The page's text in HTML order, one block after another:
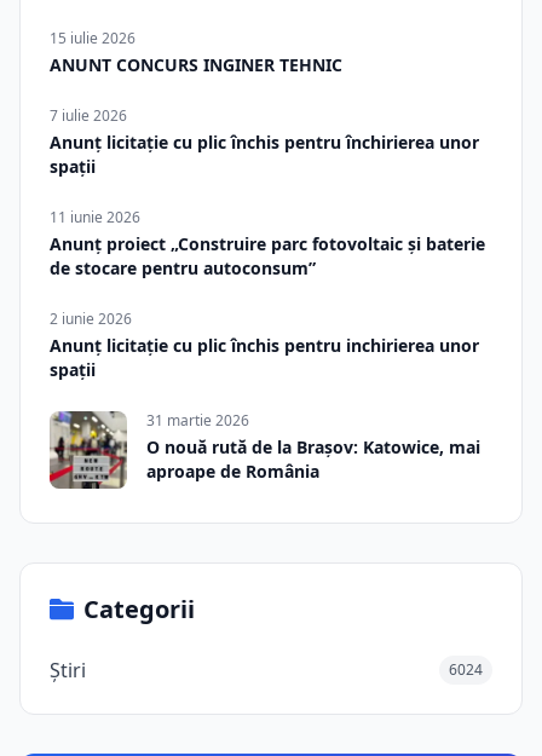
15 iulie 2026
ANUNT CONCURS INGINER TEHNIC
7 iulie 2026
Anunț licitație cu plic închis pentru închirierea unor
spații
11 iunie 2026
Anunț proiect „Construire parc fotovoltaic și baterie
de stocare pentru autoconsum”
2 iunie 2026
Anunț licitație cu plic închis pentru inchirierea unor
spații
31 martie 2026
O nouă rută de la Brașov: Katowice, mai
aproape de România
Categorii
Știri 6024